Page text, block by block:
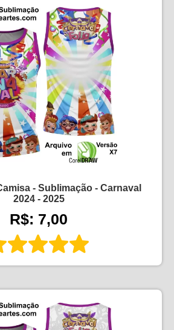
- Sublimação - Carnaval
2024 - 2025
R$: 7,00